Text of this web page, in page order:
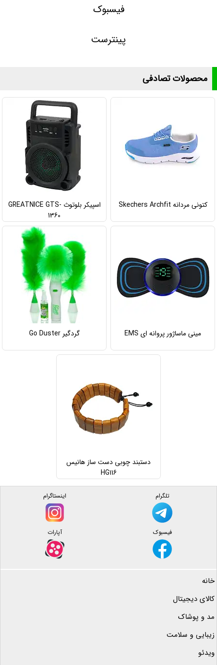
فیسبوک
پینترست
محصولات تصادفی
کتونی مردانه Skechers Archfit
اسپیکر بلوتوث GREATNICE GTS-
1360
مینی ماساژور پروانه ای EMS گردگیر Go Duster
دستبند چوبی دست ساز هانیس
HG116
تلگرام اینستاگرام
فیسبوک آپارات
خانه
کالای دیجیتال
مد و پوشاک
زیبایی و سلامت
ویدئو